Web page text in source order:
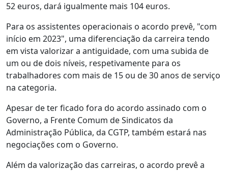
52 euros, dará igualmente mais 104 euros.
Para os assistentes operacionais o acordo prevê, "com
início em 2023", uma diferenciação da carreira tendo
em vista valorizar a antiguidade, com uma subida de
um ou de dois níveis, respetivamente para os
trabalhadores com mais de 15 ou de 30 anos de serviço
na categoria.
Apesar de ter ficado fora do acordo assinado com o
Governo, a Frente Comum de Sindicatos da
Administração Pública, da CGTP, também estará nas
negociações com o Governo.
Além da valorização das carreiras, o acordo prevê a